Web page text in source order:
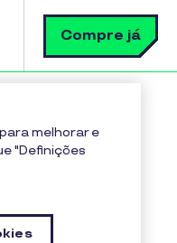
Busca
Compre já
melhorar e
"Definições